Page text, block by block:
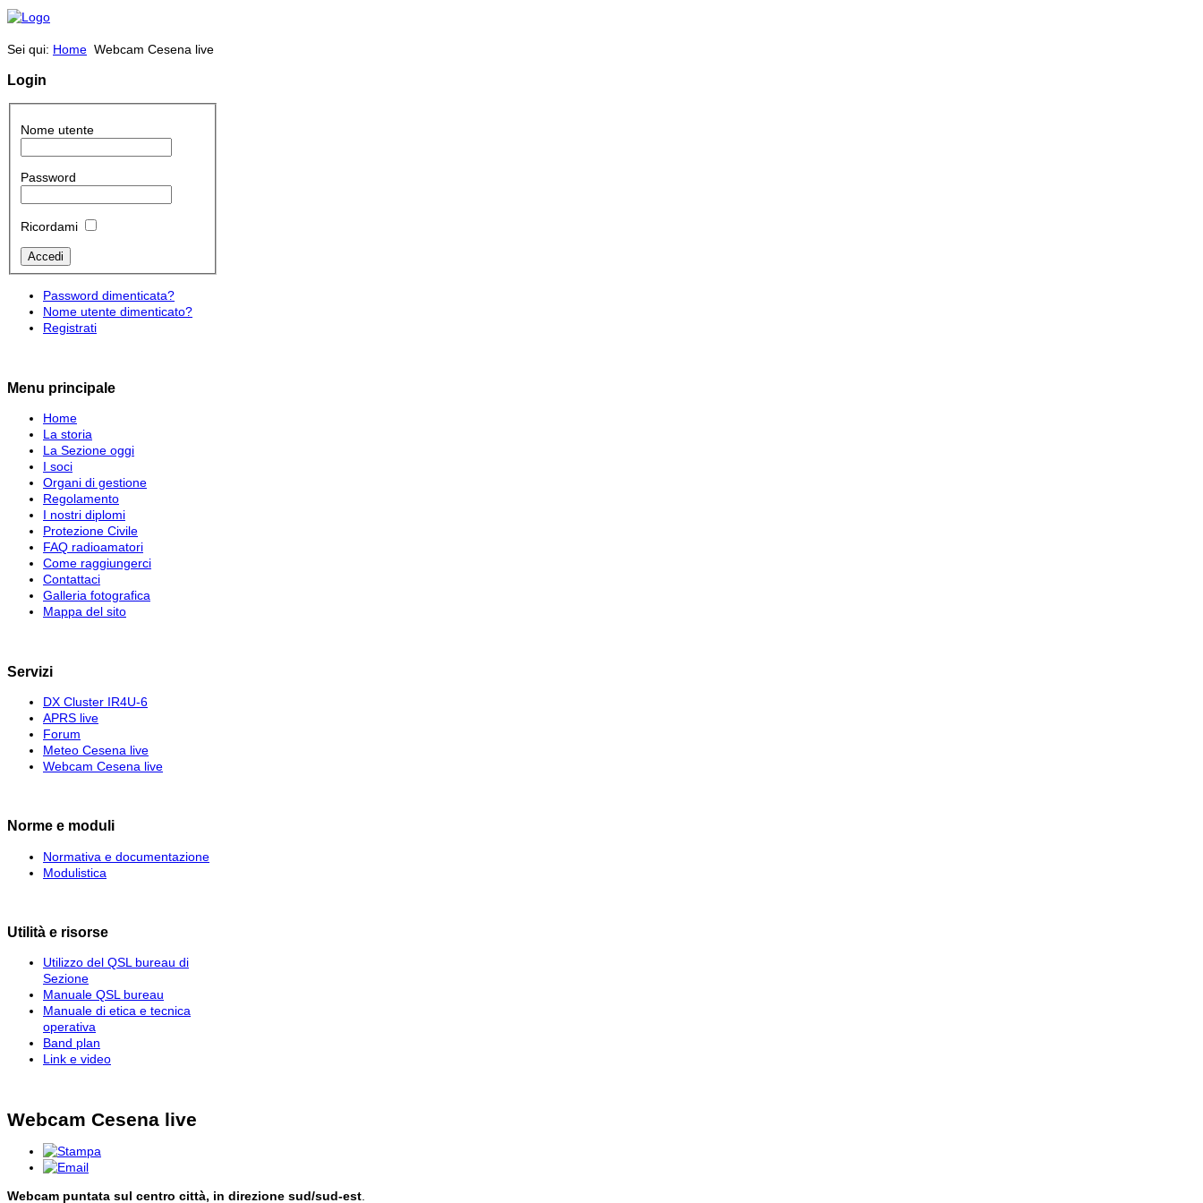
Sei qui: Home Webcam Cesena live
Login
Nome utente
Password
Ricordami
Password dimenticata?
Nome utente dimenticato?
Registrati
Menu principale
Home
La storia
La Sezione oggi
I soci
Organi di gestione
Regolamento
I nostri diplomi
Protezione Civile
FAQ radioamatori
Come raggiungerci
Contattaci
Galleria fotografica
Mappa del sito
Servizi
DX Cluster IR4U-6
APRS live
Forum
Meteo Cesena live
Webcam Cesena live
Norme e moduli
Normativa e documentazione
Modulistica
Utilità e risorse
Utilizzo del QSL bureau di
Sezione
Manuale QSL bureau
Manuale di etica e tecnica
operativa
Band plan
Link e video
Webcam Cesena live
Webcam puntata sul centro città, in direzione sud/sud-est.